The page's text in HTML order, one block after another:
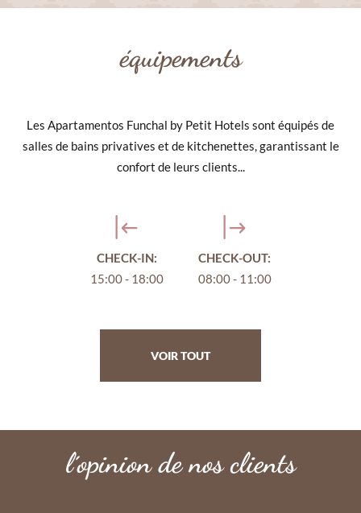
équipements
Les Apartamentos Funchal by Petit Hotels sont équipés de
salles de bains privatives et de kitchenettes, garantissant le
confort de leurs clients...
CHECK-IN:
15:00 - 18:00
CHECK-OUT:
08:00 - 11:00
VOIR TOUT
l´opinion de nos clients